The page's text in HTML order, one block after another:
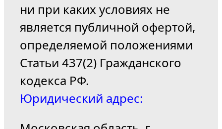
ни при каких условиях не
является публичной офертой,
определяемой положениями
Статьи 437(2) Гражданского
кодекса РФ.
Юридический адрес: